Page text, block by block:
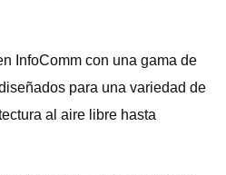
InfoComm con una gama de
para una variedad de
al aire libre hasta